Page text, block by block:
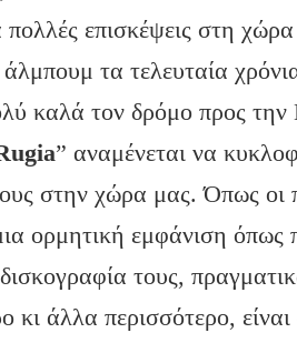
επισκέψεις στη
άλμπουμ τα τελευταία
καλά τον δρόμο προς την
” αναμένεται να
στην χώρα μας. Όπως οι
ορμητική εμφάνιση όπως
τους,
κι άλλα περισσότερο,